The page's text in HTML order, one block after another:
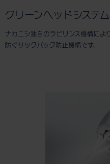
クリーンヘッドシステム
ナカニシ独自のラビリンス機構によ
防ぐサックバック防止機構です。